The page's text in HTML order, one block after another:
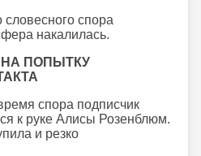
спора
накалилась.
ПОПЫТКУ
спора подписчик
к руке Алисы Розенблюм.
и резко